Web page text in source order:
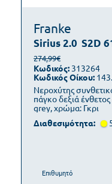
Franke
Sirius 2.0 S2D
Νεροχύτης
πάγκο δεξιά
grey, χρώμα: Γκρι
274,99€
Κωδικός: 313264
Κωδικός Οίκου:
Διαθεσιμότητα:
Επιθυμητό